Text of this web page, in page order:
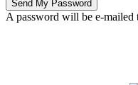
A password will be e-mailed